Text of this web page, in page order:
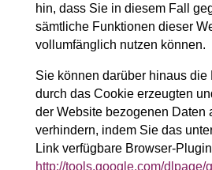
hin, dass Sie in diesem Fall
sämtliche Funktionen dieser
vollumfänglich nutzen können.
Sie können darüber hinaus die
durch das Cookie erzeugten
der Website bezogenen Daten
verhindern, indem Sie das
Link verfügbare Browser-
http://tools.google.com/dlpage/